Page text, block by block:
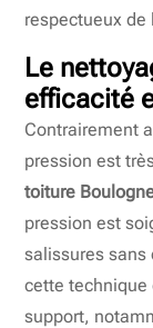
respectueux
Le
efficacité
Contrairement
pression est
toiture
pression est
salissures sans
cette technique
support,